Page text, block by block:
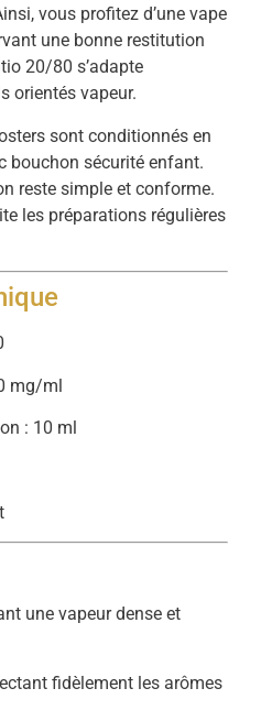
vous profitez d’une vape
une bonne restitution
20/80 s’adapte
orientés vapeur.
sont conditionnés en
bouchon sécurité enfant.
reste simple et conforme.
les préparations régulières
mg/ml
: 10 ml
une vapeur dense et
fidèlement les arômes